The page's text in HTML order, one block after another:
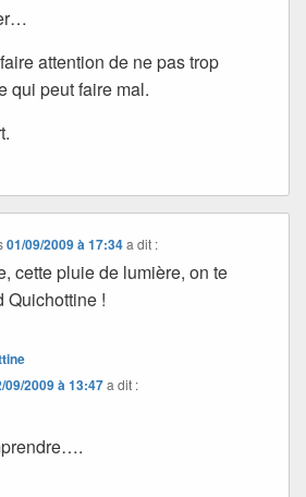
attention de ne pas trop
qui peut faire mal.
01/09/2009 à 17:34 a dit :
cette pluie de lumière, on te
Quichottine !
09/2009 à 13:47a dit :